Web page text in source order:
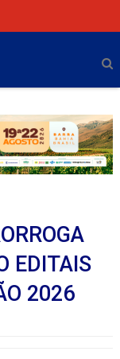
EDITAIS
2026